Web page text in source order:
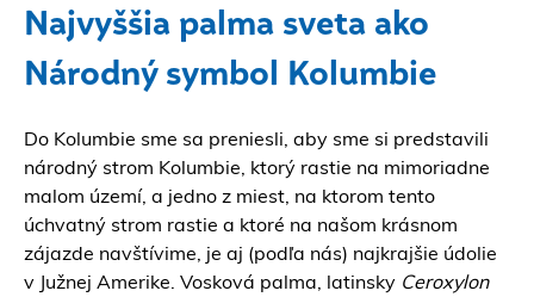
Najvyššia palma sveta ako
Národný symbol Kolumbie
Do Kolumbie sme sa preniesli, aby sme si predstavili
národný strom Kolumbie, ktorý rastie na mimoriadne
malom území, a jedno z miest, na ktorom tento
úchvatný strom rastie a ktoré na našom krásnom
zájazde navštívime, je aj (podľa nás) najkrajšie údolie
v Južnej Amerike. Vosková palma, latinsky Ceroxylon